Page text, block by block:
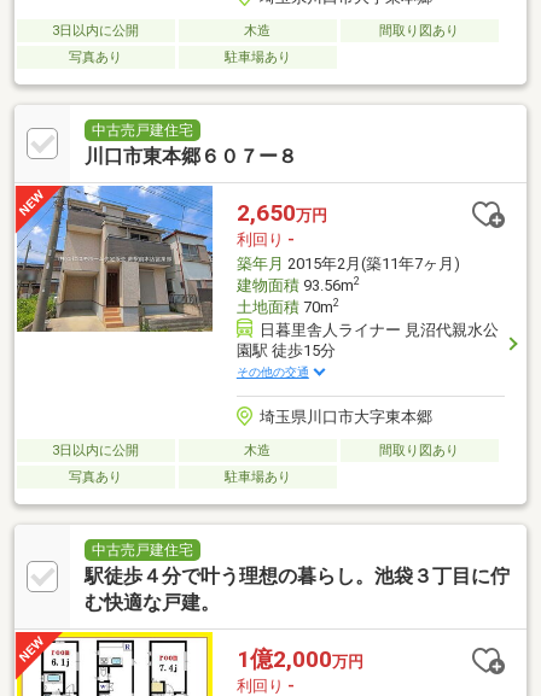
3日以内に公開 木造
間取り図あり
写真あり
駐車場あり
中古売戸建住宅
川口市東本郷６０７ー８
2,650万円
利回り -
築年月 2015年2月(築11年7ヶ月)
建物面積93.56m2
土地面積70m2
日暮里舎人ライナー 見沼代親水公
園駅 徒歩15分
その他の交通
埼玉県川口市大字東本郷
3日以内に公開 木造
間取り図あり
写真あり
駐車場あり
中古売戸建住宅
駅徒歩４分で叶う理想の暮らし。池袋３丁目に佇
む快適な戸建。
1億2,000万円
利回り -